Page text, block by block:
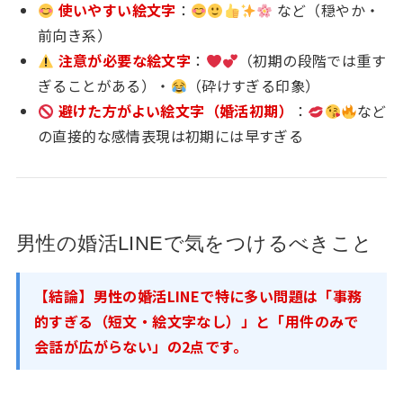
使いやすい絵文字 ：
など（穏やか・
前向き系）
注意が必要な絵文字 ：
（初期の段階では重す
ぎることがある）・
（砕けすぎる印象）
避けた方がよい絵文字（婚活初期）
：
など
の直接的な感情表現は初期には早すぎる
男性の婚活LINEで気をつけるべきこと
【結論】男性の婚活LINEで特に多い問題は「事務
的すぎる（短文・絵文字なし）」と「用件のみで
会話が広がらない」の2点です。